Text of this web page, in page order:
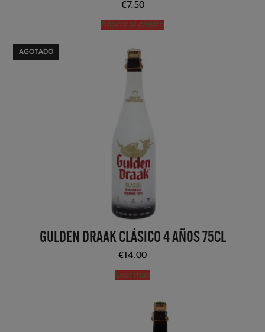
€7.50
Añadir al carrito
AGOTADO
GULDEN DRAAK CLÁSICO 4 AÑOS 75CL
€14.00
Leer más